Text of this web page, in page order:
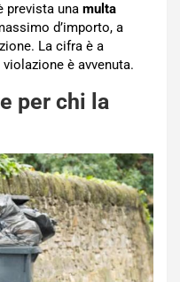
prevista una multa
d’importo, a
La cifra è a
è avvenuta.
per chi la